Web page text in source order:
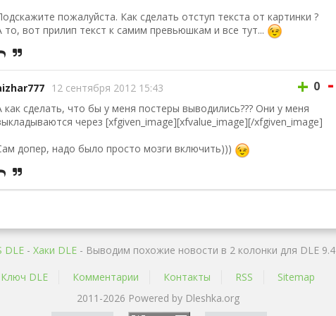
пожалуйста. Как сделать отступ текста от картинки ?
то, вот прилип текст к самим превьюшкам и все тут...
12 сентября 2012 15:43 + 0 -
как сделать, что бы у меня постеры выводились??? Они у меня
через [xfgiven_image][xfvalue_image][/xfgiven_image]
допер, надо было просто мозги включить)))
DLE- Хаки DLE- Выводим похожие новости в 2 колонки для DLE 9.4
Ключ DLE
Комментарии Контакты RSS
Sitemap
2011-2026 Powered by Dleshka.org